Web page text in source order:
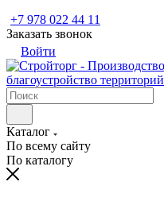
+7 978 022 44 11
Заказать звонок
Войти
Каталог
По всему сайту
По каталогу